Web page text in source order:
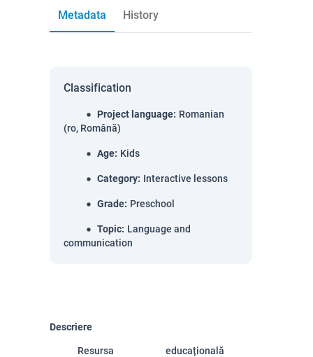
Metadata History
Classification
Project language: Romanian
(ro, Română)
Age: Kids
Category: Interactive lessons
Grade: Preschool
Topic: Language and
communication
Descriere
Resursa educațională